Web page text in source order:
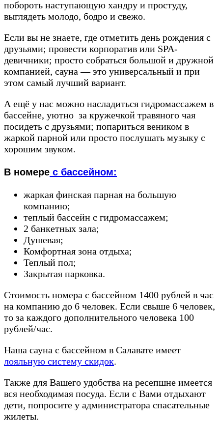
побороть наступающую хандру и простуду,
выглядеть молодо, бодро и свежо.
Если вы не знаете, где отметить день рождения с
друзьями; провести корпоратив или SPA-
девичники; просто собраться большой и дружной
компанией, сауна — это универсальный и при
этом самый лучший вариант.
А ещё у нас можно насладиться гидромассажем в
бассейне, уютно за кружечкой травяного чая
посидеть с друзьями; попариться веником в
жаркой парной или просто послушать музыку с
хорошим звуком.
В номере с бассейном:
жаркая финская парная на большую
компанию;
теплый бассейн с гидромассажем;
2 банкетных зала;
Душевая;
Комфортная зона отдыха;
Теплый пол;
Закрытая парковка.
Стоимость номера с бассейном 1400 рублей в час
на компанию до 6 человек. Если свыше 6 человек,
то за каждого дополнительного человека 100
рублей/час.
Наша сауна с бассейном в Салавате имеет
лояльную систему скидок.
Также для Вашего удобства на ресепшне имеется
вся необходимая посуда. Если с Вами отдыхают
дети, попросите у администратора спасательные
жилеты.